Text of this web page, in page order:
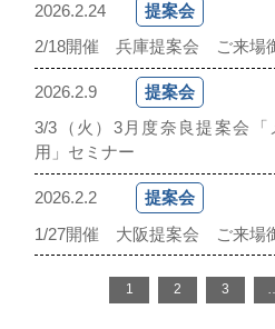
2026.2.24 提案会
2/18開催 兵庫提案会 ご来場
2026.2.9 提案会
3/3（火）3月度奈良提案会
用」セミナー
2026.2.2 提案会
1/27開催 大阪提案会 ご来場
1 2 3